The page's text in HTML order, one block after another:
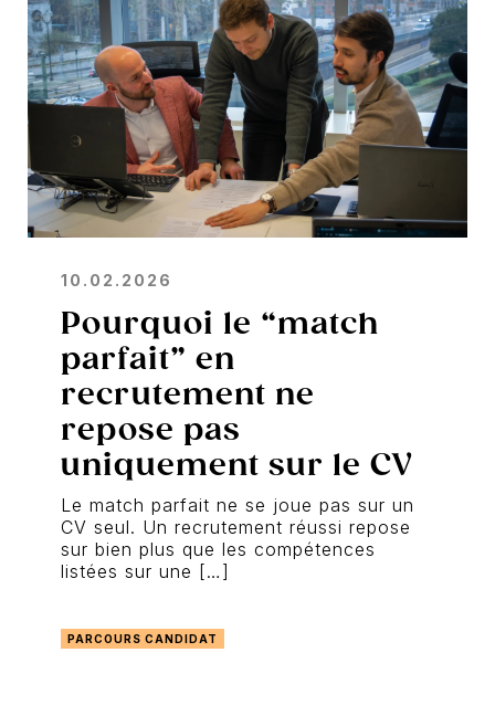
10.02.2026
Pourquoi le “match
parfait” en
recrutement ne
repose pas
uniquement sur le CV
Le match parfait ne se joue pas sur un
CV seul. Un recrutement réussi repose
sur bien plus que les compétences
listées sur une […]
PARCOURS CANDIDAT